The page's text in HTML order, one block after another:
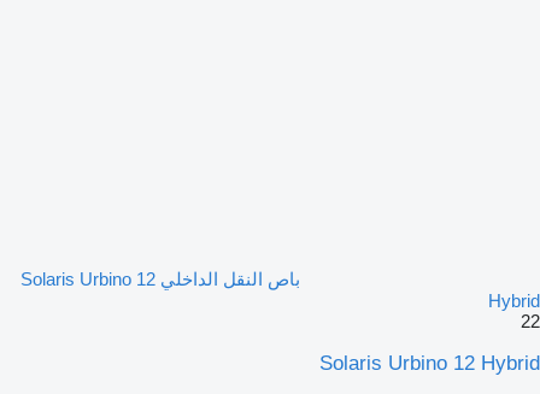
باص النقل الداخلي Solaris Urbino 12
Hybrid
22
Solaris Urbino 12 Hybrid